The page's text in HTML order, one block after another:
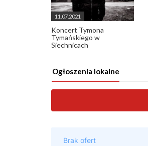
11.07.2021
Koncert Tymona
Tymańskiego w
Siechnicach
Ogłoszenia lokalne